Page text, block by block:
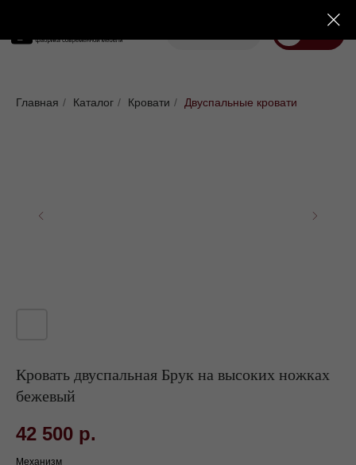
Главная / Каталог / Кровати / Двуспальные кровати
Кровать двуспальная Брук на высоких ножках
бежевый
42 500 р.
Механизм